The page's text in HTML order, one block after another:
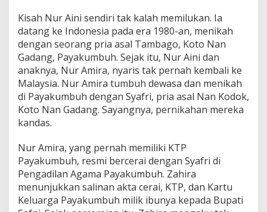
Kisah Nur Aini sendiri tak kalah memilukan. Ia
datang ke Indonesia pada era 1980-an, menikah
dengan seorang pria asal Tambago, Koto Nan
Gadang, Payakumbuh. Sejak itu, Nur Aini dan
anaknya, Nur Amira, nyaris tak pernah kembali ke
Malaysia. Nur Amira tumbuh dewasa dan menikah
di Payakumbuh dengan Syafri, pria asal Nan Kodok,
Koto Nan Gadang. Sayangnya, pernikahan mereka
kandas.
Nur Amira, yang pernah memiliki KTP
Payakumbuh, resmi bercerai dengan Syafri di
Pengadilan Agama Payakumbuh. Zahira
menunjukkan salinan akta cerai, KTP, dan Kartu
Keluarga Payakumbuh milik ibunya kepada Bupati